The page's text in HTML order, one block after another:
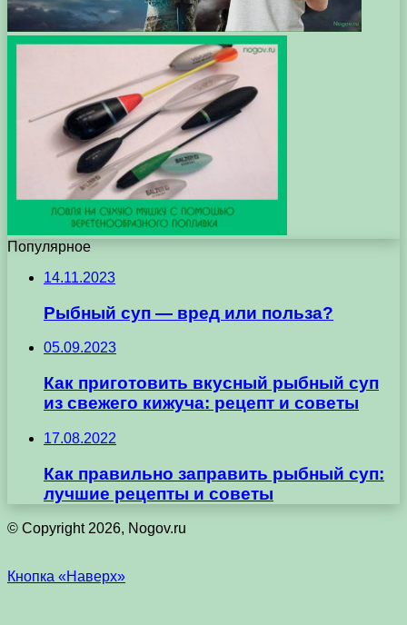
Популярное
14.11.2023
Рыбный суп — вред или польза?
05.09.2023
Как приготовить вкусный рыбный суп
из свежего кижуча: рецепт и советы
17.08.2022
Как правильно заправить рыбный суп:
лучшие рецепты и советы
© Copyright 2026, Nogov.ru
Кнопка «Наверх»